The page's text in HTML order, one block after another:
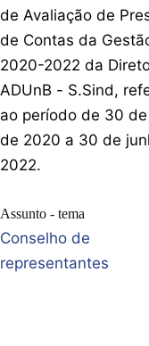
de Avaliação de
de Contas da
2020-2022 da
ADUnB - S.Sind,
ao período de 30
de 2020 a 30 de
2022.
Assunto - tema
Conselho de
representantes